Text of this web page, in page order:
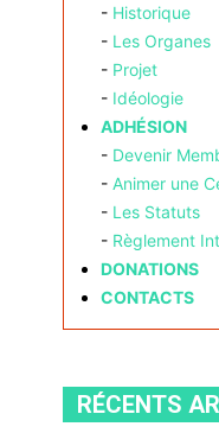
- Historique
- Les Organes
- Projet
- Idéologie
ADHÉSION
- Devenir
- Animer une
- Les Statuts
- Règlement
DONATIONS
CONTACTS
RÉCENTS